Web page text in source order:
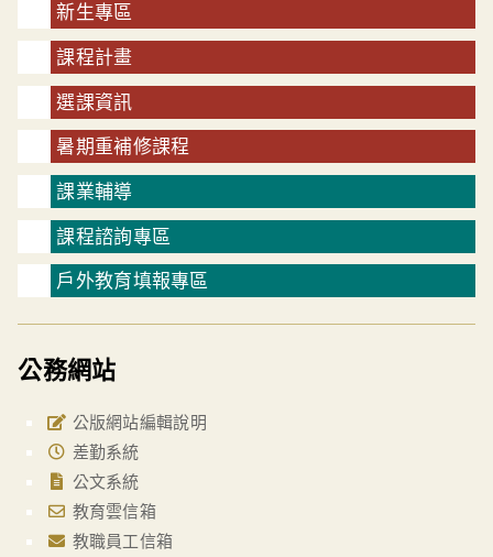
新生專區
課程計畫
選課資訊
暑期重補修課程
課業輔導
課程諮詢專區
戶外教育填報專區
公務網站
公版網站編輯說明
差勤系統
公文系統
教育雲信箱
教職員工信箱